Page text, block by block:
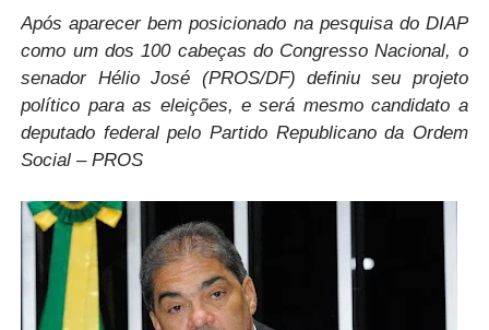
Após aparecer bem posicionado na pesquisa do DIAP
como um dos 100 cabeças do Congresso Nacional, o
senador Hélio José (PROS/DF) definiu seu projeto
político para as eleições, e será mesmo candidato a
deputado federal pelo Partido Republicano da Ordem
Social – PROS